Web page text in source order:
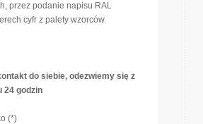
przez podanie napisu RAL
cyfr z palety wzorców
do siebie, odezwiemy się z
24 godzin
(*)